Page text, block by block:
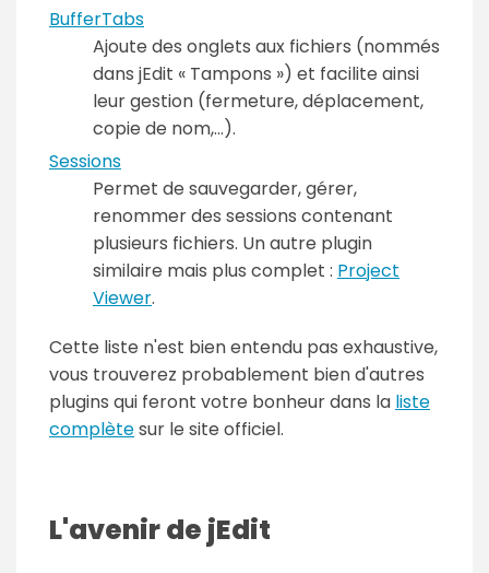
BufferTabs
Ajoute des onglets aux fichiers (nommés
dans jEdit « Tampons ») et facilite ainsi
leur gestion (fermeture, déplacement,
copie de nom,...).
Sessions
Permet de sauvegarder, gérer,
renommer des sessions contenant
plusieurs fichiers. Un autre plugin
similaire mais plus complet : Project
Viewer.
Cette liste n'est bien entendu pas exhaustive,
vous trouverez probablement bien d'autres
plugins qui feront votre bonheur dans la liste
complètesur le site officiel.
L'avenir de jEdit